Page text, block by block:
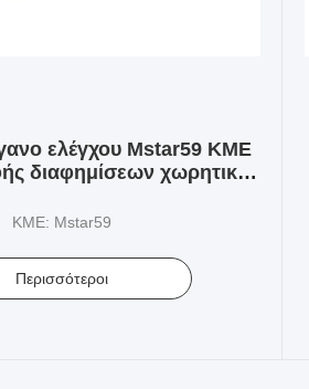
ελέγχου Mstar59 ΚΜΕ
διαφημίσεων χωρητική
ΚΜΕ: Mstar59
Περισσότεροι